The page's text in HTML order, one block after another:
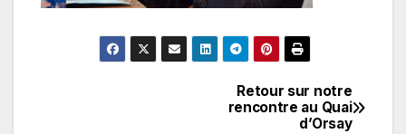
Retour sur notre
rencontre au Quai
d’Orsay